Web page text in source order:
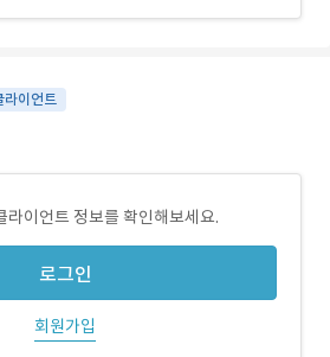
라이언트
라이언트 정보를 확인해보세요.
로그인
회원가입